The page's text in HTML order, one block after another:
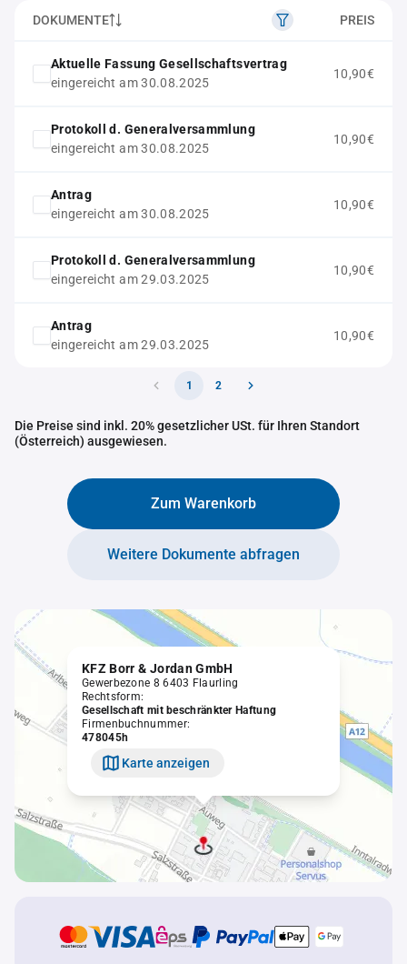
DOKUMENTE PREIS
Aktuelle Fassung Gesellschaftsvertrag
eingereicht am 30.08.2025
10,90€
Protokoll d. Generalversammlung
eingereicht am 30.08.2025
10,90€
Antrag
eingereicht am 30.08.2025
10,90€
Protokoll d. Generalversammlung
eingereicht am 29.03.2025
10,90€
Antrag
eingereicht am 29.03.2025
10,90€
1 2
Die Preise sind inkl. 20% gesetzlicher USt. für Ihren Standort
(Österreich) ausgewiesen.
Zum Warenkorb
Weitere Dokumente abfragen
KFZ Borr & Jordan GmbH
Gewerbezone 8 6403 Flaurling
Rechtsform:
Gesellschaft mit beschränkter Haftung
Firmenbuchnummer:
478045h
Karte anzeigen